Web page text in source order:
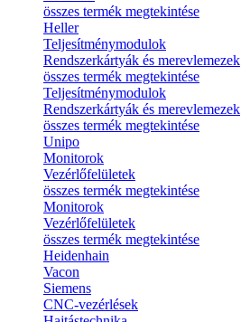
összes termék megtekintése
Heller
Teljesítménymodulok
Rendszerkártyák és merevlemezek
összes termék megtekintése
Teljesítménymodulok
Rendszerkártyák és merevlemezek
összes termék megtekintése
Unipo
Monitorok
Vezérlőfelületek
összes termék megtekintése
Monitorok
Vezérlőfelületek
összes termék megtekintése
Heidenhain
Vacon
Siemens
CNC-vezérlések